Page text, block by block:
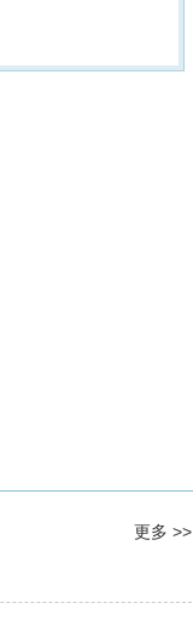
更多 >>